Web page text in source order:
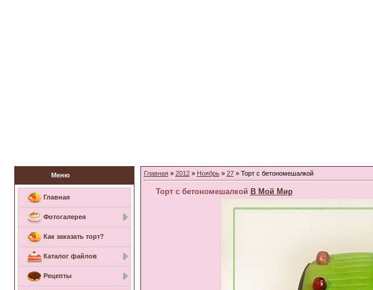
Меню
Главная
Фотогалерея
Как заказать торт?
Каталог файлов
Рецепты
Главная» 2012 » Ноябрь » 27» Торт с бетономешалкой
Торт с бетономешалкой В Мой Мир